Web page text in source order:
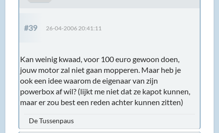
#39 26-04-2006 20:41:11
Kan weinig kwaad, voor 100 euro gewoon doen,
jouw motor zal niet gaan mopperen. Maar heb je
ook een idee waarom de eigenaar van zijn
powerbox af wil? (lijkt me niet dat ze kapot kunnen,
maar er zou best een reden achter kunnen zitten)
De Tussenpaus